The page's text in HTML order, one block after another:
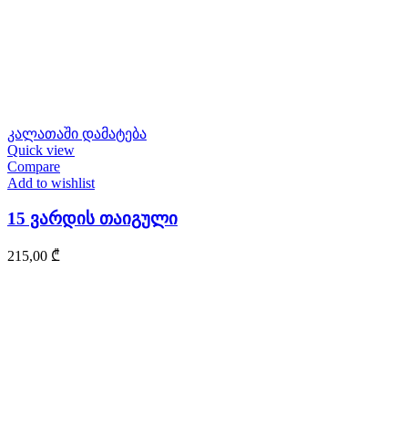
კალათაში დამატება
Quick view
Compare
Add to wishlist
15 ვარდის თაიგული
215,00 ₾